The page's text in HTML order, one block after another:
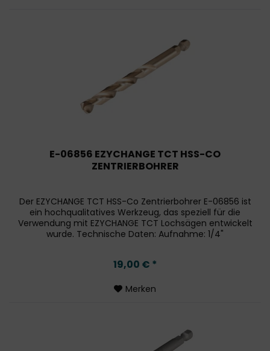
E-06856 EZYCHANGE TCT HSS-CO
ZENTRIERBOHRER
Der EZYCHANGE TCT HSS-Co Zentrierbohrer E-06856 ist
ein hochqualitatives Werkzeug, das speziell für die
Verwendung mit EZYCHANGE TCT Lochsägen entwickelt
wurde. Technische Daten: Aufnahme: 1/4"
19,00 € *
Merken